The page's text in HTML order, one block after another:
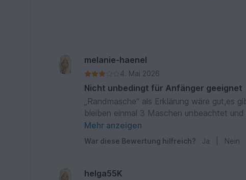
melanie-haenel
4. Mai 2026
Nicht unbedingt für Anfänger geeignet
„Randmasche“ als Erklärung wäre gut,es
bleiben einmal 3 Maschen unbeachtet
man wie es gemeint ist aber für Anfänger
Söckchen!
Mehr anzeigen
War diese Bewertung hilfreich? Ja Nein
helga55K